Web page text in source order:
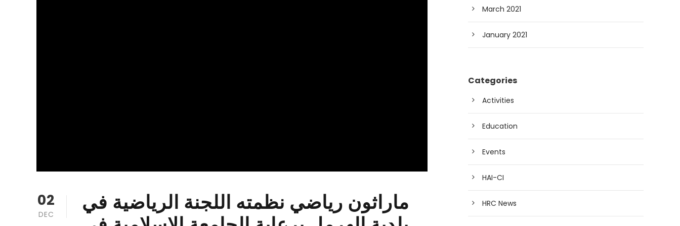
02
DEC
ماراثون رياضي نظمته اللجنة الرياضية في
March 2021
January 2021
Categories
Activities
Education
Events
HAI-CI
HRC News